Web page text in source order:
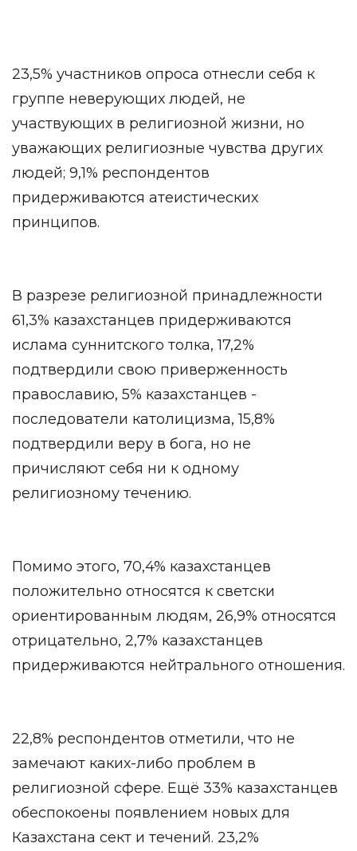
23,5% участников опроса отнесли себя к
группе неверующих людей, не
участвующих в религиозной жизни, но
уважающих религиозные чувства других
людей; 9,1% респондентов
придерживаются атеистических
принципов.
В разрезе религиозной принадлежности
61,3% казахстанцев придерживаются
ислама суннитского толка, 17,2%
подтвердили свою приверженность
православию, 5% казахстанцев -
последователи католицизма, 15,8%
подтвердили веру в бога, но не
причисляют себя ни к одному
религиозному течению.
Помимо этого, 70,4% казахстанцев
положительно относятся к светски
ориентированным людям, 26,9% относятся
отрицательно, 2,7% казахстанцев
придерживаются нейтрального отношения.
22,8% респондентов отметили, что не
замечают каких-либо проблем в
религиозной сфере. Ещё 33% казахстанцев
обеспокоены появлением новых для
Казахстана сект и течений. 23,2%